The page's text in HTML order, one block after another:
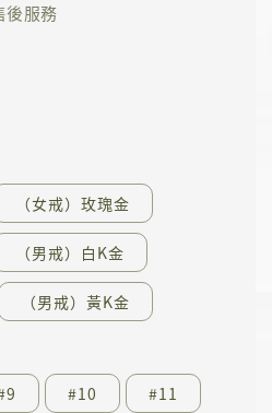
服務
（女戒）玫瑰金
（男戒）白K金
（男戒）黃K金
#10 #11